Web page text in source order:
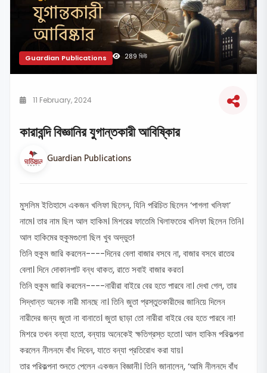
Guardian Publications 289 ভিউ
11 February, 2024
কারাবন্দি বিজ্ঞানির যুগান্তকারী আবিষ্কিার
Guardian Publications
মুসলিম ইতিহাসে একজন খলিফা ছিলেন, যিনি পরিচিত ছিলেন ‘পাগলা খলিফা’
নামে। তার নাম ছিল আল হাকিম। মিশরের ফাতেমি খিলাফতের খলিফা ছিলেন তিনি।
আল হাকিমের হুকুমগুলো ছিল খুব অদ্ভুত!
তিনি হুকুম জারি করলেন----দিনের বেলা বাজার বসবে না, বাজার বসবে রাতের
বেলা। দিনে দোকানপাট বন্ধ থাকত, রাতে সবাই বাজার করত।
তিনি হুকুম জারি করলেন----নারীরা বাইরে বের হতে পারবে না। দেখা গেল, তার
সিদ্ধান্ত অনেক নারী মানছে না। তিনি জুতা প্রস্তুতকারীদের জানিয়ে দিলেন
নারীদের জন্য জুতা না বানাতে। জুতা ছাড়া তো নারীরা বাইরে বের হতে পারবে না!
মিশরে তখন বন্যা হতো, বন্যায় অনেকেই ক্ষতিগ্রস্ত হতো। আল হাকিম পরিকল্পনা
করলেন নীলনদে বাঁধ দিবেন, যাতে বন্যা প্রতিরোধ করা যায়।
তার পরিকল্পনা শুনতে পেলেন একজন বিজ্ঞানী। তিনি জানালেন, ‘আমি নীলনদে বাঁধ